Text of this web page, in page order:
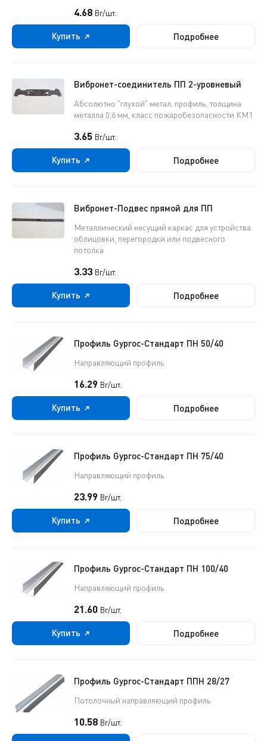
4.68 Br/шт.
Купить Подробнее
Вибронет-соединитель ПП 2-уровневый
Абсолютно "глухой" метал. профиль, толщина
металла 0,6 мм, класс пожаробезопасности КМ1
3.65 Br/шт.
Купить Подробнее
Вибронет-Подвес прямой для ПП
Металлический несущий каркас для устройства
облицовки, перегородки или подвесного
потолка
3.33 Br/шт.
Купить Подробнее
Профиль Gyproc-Стандарт ПН 50/40
Направляющий профиль
16.29 Br/шт.
Купить Подробнее
Профиль Gyproc-Стандарт ПН 75/40
Направляющий профиль
23.99 Br/шт.
Купить Подробнее
Профиль Gyproc-Стандарт ПН 100/40
Направляющий профиль
21.60 Br/шт.
Купить Подробнее
Профиль Gyproc-Стандарт ППН 28/27
Потолочный направляющий профиль
10.58 Br/шт.